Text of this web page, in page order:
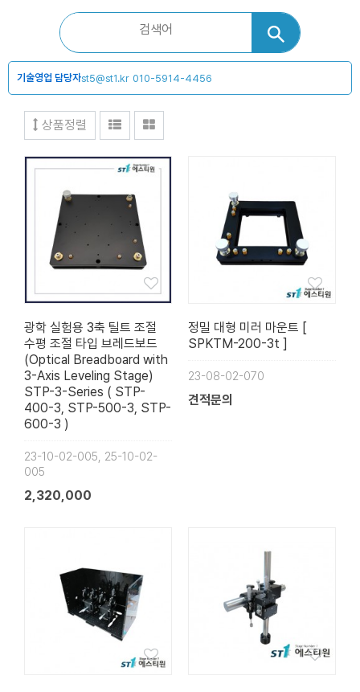
기술영업 담당자st5@st1.kr 010-5914-4456
상품정렬
광학 실험용 3축 틸트 조절
수평 조절 타입 브레드보드
(Optical Breadboard with
3-Axis Leveling Stage)
STP-3-Series ( STP-
400-3, STP-500-3, STP-
600-3 )
23-10-02-005, 25-10-02-
005
2,320,000
정밀 대형 미러 마운트 [
SPKTM-200-3t ]
23-08-02-070
견적문의